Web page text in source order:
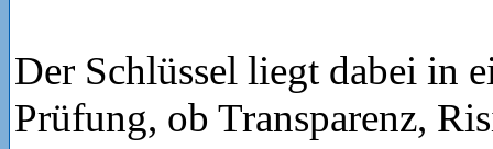
Der Schlüssel liegt dabei in
Prüfung, ob Transparenz,